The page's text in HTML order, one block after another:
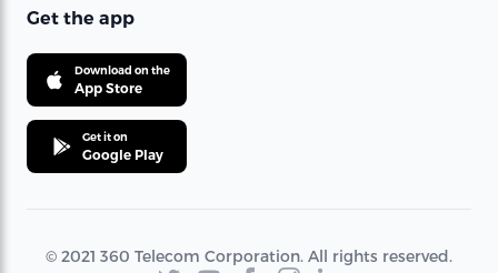
Get the app
Download on the
App Store
Get it on
Google Play
© 2021 360 Telecom Corporation. All rights reserved.